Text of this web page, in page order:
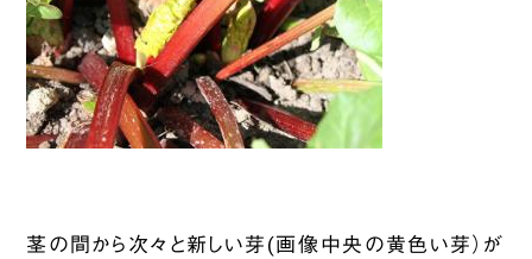
茎の間から次々と新しい芽(画像中央の黄色い芽）が